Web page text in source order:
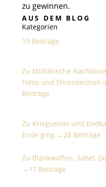
zu gewinnen.
AUS DEM BLOG
Kategorien
19 Beiträge
Zu Militärische
Fotos und Ehrenzeichen
Beiträge
Zu Kriegsende und
Ende ging →28 Beiträge
Zu Blankwaffen: Säbel,
→ 17 Beiträge